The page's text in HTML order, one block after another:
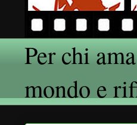
Per chi
mondo e